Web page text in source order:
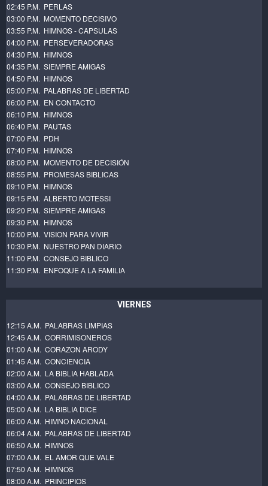
02:45 P.M. PERLAS
03:00 P.M. MOMENTO DECISIVO
03:55 P.M. HIMNOS - CAPSULAS
04:00 P.M. PERSEVERADORAS
04:30 P.M. HIMNOS
04:35 P.M. SIEMPRE AMIGAS
04:50 P.M. HIMNOS
05:00.P.M. PALABRAS DE LIBERTAD
06:00 P.M. EN CONTACTO
06:10 P.M. HIMNOS
06:40 P.M. PAUTAS
07:00 P.M. PDH
07:40 P.M. HIMNOS
08:00 P.M. MOMENTO DE DECISIÓN
08:55 P.M. PROMESAS BIBLICAS
09:10 P.M. HIMNOS
09:15 P.M. ALBERTO MOTESSI
09:20 P.M. SIEMPRE AMIGAS
09:30 P.M. HIMNOS
10:00 P.M. VISION PARA VIVIR
10:30 P.M. NUESTRO PAN DIARIO
11:00 P.M. CONSEJO BIBLICO
11:30 P.M. ENFOQUE A LA FAMILIA
VIERNES
12:15 A.M. PALABRAS LIMPIAS
12:45 A.M. CORRIMISONEROS
01:00 A.M. CORAZON ARODY
01:45 A.M. CONCIENCIA
02:00 A.M. LA BIBLIA HABLADA
03:00 A.M. CONSEJO BIBLICO
04:00 A.M. PALABRAS DE LIBERTAD
05:00 A.M. LA BIBLIA DICE
06:00 A.M. HIMNO NACIONAL
06:04 A.M. PALABRAS DE LIBERTAD
06:50 A.M. HIMNOS
07:00 A.M. EL AMOR QUE VALE
07:50 A.M. HIMNOS
08:00 A.M. PRINCIPIOS